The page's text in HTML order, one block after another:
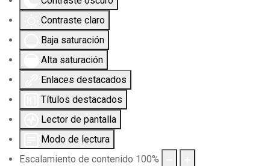
Contraste claro
Baja saturación
Alta saturación
Enlaces destacados
Títulos destacados
Lector de pantalla
Modo de lectura
Escalamiento de contenido 100%